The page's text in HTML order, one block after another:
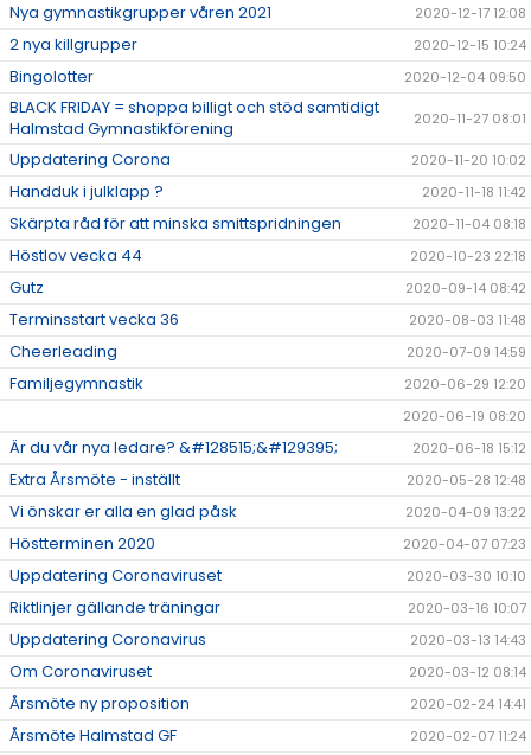
Nya gymnastikgrupper våren 2021 2020-12-17 12:08
2 nya killgrupper 2020-12-15 10:24
Bingolotter 2020-12-04 09:50
BLACK FRIDAY = shoppa billigt och stöd samtidigt
Halmstad Gymnastikförening
2020-11-27 08:01
Uppdatering Corona 2020-11-20 10:02
Handduk i julklapp ? 2020-11-18 11:42
Skärpta råd för att minska smittspridningen 2020-11-04 08:18
Höstlov vecka 44 2020-10-23 22:18
Gutz 2020-09-14 08:42
Terminsstart vecka 36 2020-08-03 11:48
Cheerleading 2020-07-09 14:59
Familjegymnastik
2020-06-29 12:20
2020-06-19 08:20
Är du vår nya ledare? &#128515;&#129395; 2020-06-18 15:12
Extra Årsmöte - inställt 2020-05-28 12:48
Vi önskar er alla en glad påsk 2020-04-09 13:22
Höstterminen 2020 2020-04-07 07:23
Uppdatering Coronaviruset 2020-03-30 10:10
Riktlinjer gällande träningar 2020-03-16 10:07
Uppdatering Coronavirus 2020-03-13 14:43
Om Coronaviruset 2020-03-12 08:14
Årsmöte ny proposition 2020-02-24 14:41
Årsmöte Halmstad GF 2020-02-07 11:24